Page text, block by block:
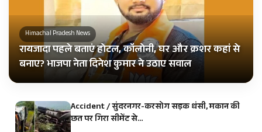
Himachal Pradesh News
रायजादा पहले बताएं होटल, कॉलोनी, घर और क्रशर कहां से
बनाए? भाजपा नेता दिनेश कुमार ने उठाए सवाल
Accident / सुंदरनगर-करसोग सड़क धंसी, मकान की
छत पर गिरा सीमेंट से…